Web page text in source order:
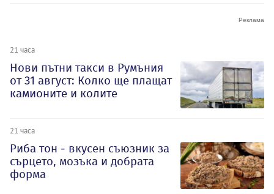
21 часа
Нови пътни такси в Румъния
от 31 август: Колко ще плащат
камионите и колите
21 часа
Риба тон - вкусен съюзник за
сърцето, мозъка и добрата
форма